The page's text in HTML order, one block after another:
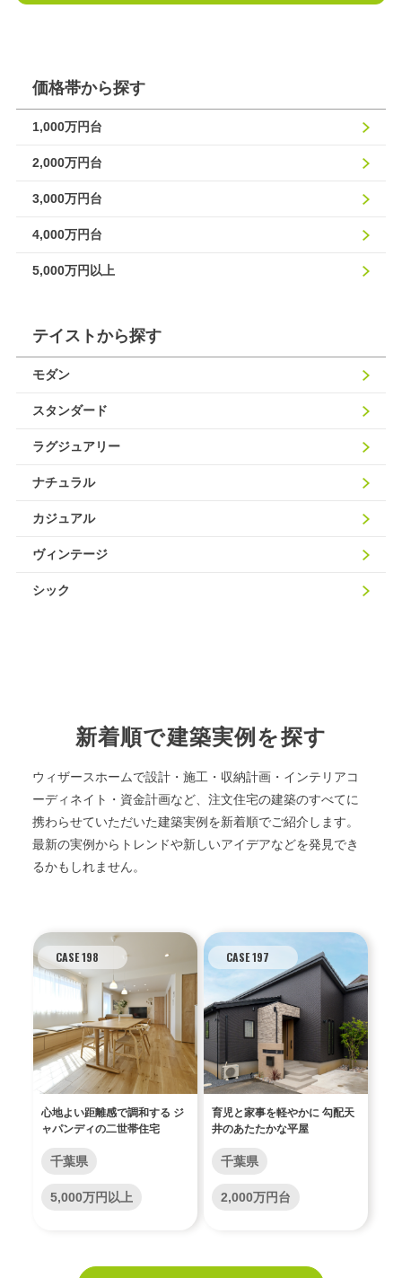
価格帯から探す
1,000万円台
2,000万円台
3,000万円台
4,000万円台
5,000万円以上
テイストから探す
モダン
スタンダード
ラグジュアリー
ナチュラル
カジュアル
ヴィンテージ
シック
新着順で建築実例を探す
ウィザースホームで設計・施工・収納計画・インテリアコ
ーディネイト・資金計画など、注文住宅の建築のすべてに
携わらせていただいた建築実例を新着順でご紹介します。
最新の実例からトレンドや新しいアイデアなどを発見でき
るかもしれません。
CASE 198
心地よい距離感で調和する ジ
ャパンディの二世帯住宅
千葉県
5,000万円以上
CASE 197
育児と家事を軽やかに 勾配天
井のあたたかな平屋
千葉県
2,000万円台